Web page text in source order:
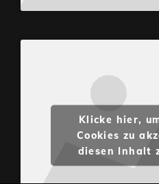
Klicke hier,
Cookies zu
diesen Inhalt